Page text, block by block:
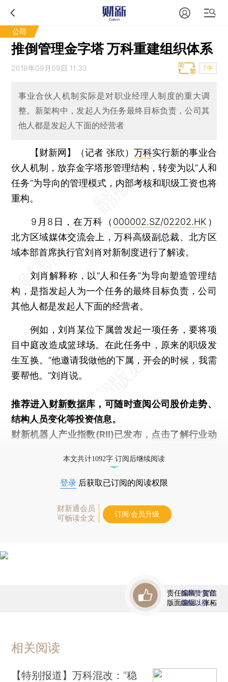
公司
推倒管理金字塔 万科重建组织体系
2018年09月09日 11:33 T中
事业合伙人机制实际是对职业经理人制度的重大调
整。新架构中，发起人为任务最终目标负责，公司其
他人都是发起人下面的经营者
【财新网】（记者 张欣） 万科实行新的事业合
伙人机制，放弃金字塔形管理结构，转变为以“人和
任务”为导向的管理模式，内部考核和职级工资也将
重构。
9月8日，在万科（ 000002.SZ/02202.HK ）
北方区域媒体交流会上，万科高级副总裁、北方区
域本部首席执行官刘肖对新制度进行了解读。
刘肖解释称，以“人和任务”为导向塑造管理结
构，是指发起人为一个任务的最终目标负责，公司
其他人都是发起人下面的经营者。
例如，刘肖某位下属曾发起一项任务，要将项
目中庭改造成篮球场。在此任务中，原来的职级发
生互换。“他邀请我做他的下属，开会的时候，我需
要帮他。”刘肖说。
推荐进入财新数据库 ，可随时查阅公司股价走势、
结构人员变化等投资信息。
财新机器人产业指数(RII)已发布， 点击了解行业动
本文共计1092字 订阅后继续阅读
登录 后获取已订阅的阅读权限
财新通会员
可畅读全文
订阅/会员升级
责任编辑：贺信
版面编辑：张柘
首席赞赏官
虚位以待
相关阅读
【特别报道】万科混改：“稳